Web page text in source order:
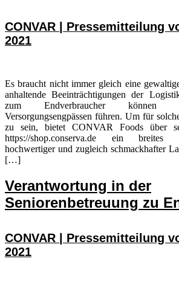
CONVAR | Pressemitteilung
2021
Es braucht nicht immer gleich eine
anhaltende Beeinträchtigungen der
zum Endverbraucher können
Versorgungsengpässen führen. Um für
zu sein, bietet CONVAR Foods über
https://shop.conserva.de ein breites
hochwertiger und zugleich schmackhafter
[…]
Verantwortung in der
Seniorenbetreuung zu
CONVAR | Pressemitteilung
2021